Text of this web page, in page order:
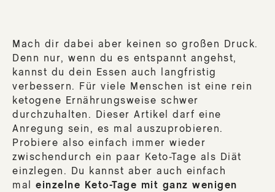
Mach dir dabei aber keinen so großen Druck.
Denn nur, wenn du es entspannt angehst,
kannst du dein Essen auch langfristig
verbessern. Für viele Menschen ist eine rein
ketogene Ernährungsweise schwer
durchzuhalten. Dieser Artikel darf eine
Anregung sein, es mal auszuprobieren.
Probiere also einfach immer wieder
zwischendurch ein paar Keto-Tage als Diät
einzlegen. Du kannst aber auch einfach
mal einzelne Keto-Tage mit ganz wenigen